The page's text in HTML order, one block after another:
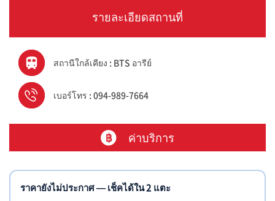
รายละเอียดสถานที่
สถานีใกล้เคียง : BTS อารีย์
เบอร์โทร : 094-989-7664
ค่าบริการ
ราคายังไม่ประกาศ — เช็คได้ใน 2 แตะ